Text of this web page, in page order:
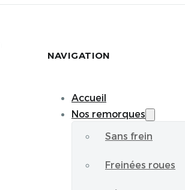
NAVIGATION
Accueil
Nos remorques
Sans frein
Freinées roues